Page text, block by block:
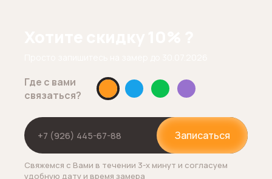
Где с вами
связаться?
Записаться
Свяжемся с Вами в течении 3-х минут и согласуем
удобную дату и время замера